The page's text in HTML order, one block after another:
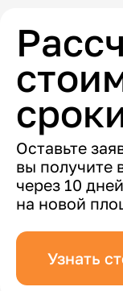
Оставьте
вы получите
через 10
на новой
Узнать